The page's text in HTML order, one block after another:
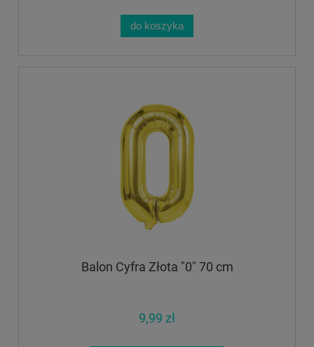
do koszyka
Balon Cyfra Złota "0" 70 cm
9,99 zł